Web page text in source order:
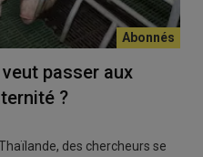
passer aux
?
des chercheurs se